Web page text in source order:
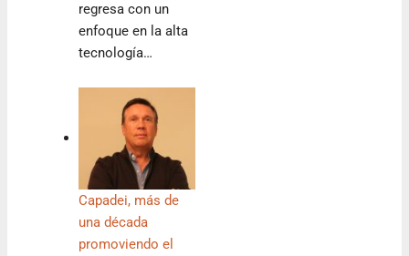
regresa con un
enfoque en la alta
tecnología…
Capadei, más de
una década
promoviendo el